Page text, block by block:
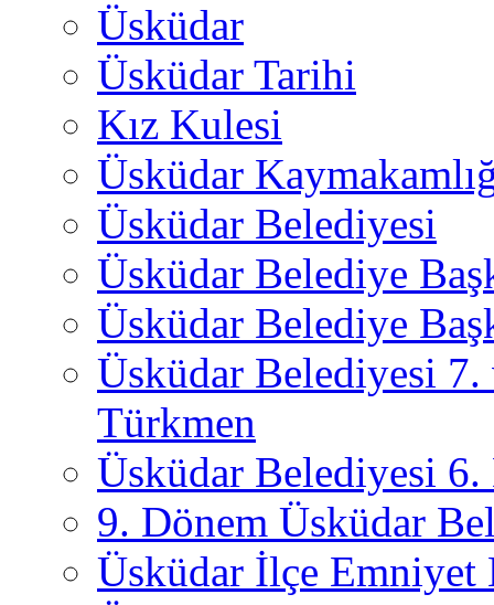
Üsküdar
Üsküdar Tarihi
Kız Kulesi
Üsküdar
Üsküdar Belediyesi
Üsküdar Belediye
Üsküdar Belediye
Üsküdar Belediyesi
Türkmen
Üsküdar Belediyesi 6.
9. Dönem Üsküdar
Üsküdar İlçe